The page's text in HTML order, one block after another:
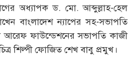
অধ্যাপক ড. মো. আব্দুল্লাহ-হেল
বাংলাদেশ ন্যাপের সহ-সভাপতি
আরেফ ফাউন্ডেশনের সভাপতি কাজী
শিল্পী ফোজিত শেখ বাবু প্রমুখ।